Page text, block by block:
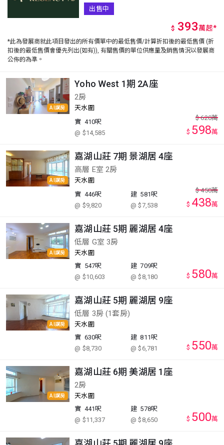
出售中
$ 393萬起*
*此為發展商就此項目發出的所有價單中的最低售價/計算折扣後的最低售價 (折
扣後的最低售價會優先列出(如有)), 有關售價的單位供應量及銷售情況以發展商
公佈的為準。
AI講房
Yoho West 1期 2A座
2房
天水圍
實 410呎
@ $14,585
$ 620萬
$ 598萬
AI講房
嘉湖山莊 7期 景湖居 4座
高層 E室 2房
天水圍
實 446呎
@ $9,820
建 581呎
@ $7,538
$ 450萬
$ 438萬
AI講房
嘉湖山莊 5期 麗湖居 4座
低層 G室 3房
天水圍
實 547呎
@ $10,603
建 709呎
@ $8,180
$ 580萬
AI講房
嘉湖山莊 5期 麗湖居 9座
低層 3房 (1套房)
天水圍
實 630呎
@ $8,730
建 811呎
@ $6,781
$ 550萬
AI講房
嘉湖山莊 6期 美湖居 1座
2房
天水圍
實 441呎
@ $11,337
建 578呎
@ $8,650
$ 500萬